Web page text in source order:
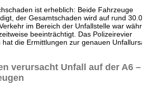
ist erheblich: Beide Fahrzeuge
der Gesamtschaden wird auf rund
im Bereich der Unfallstelle war
beeinträchtigt. Das Polizeirevier
die Ermittlungen zur genauen
verursacht Unfall auf der A6 –